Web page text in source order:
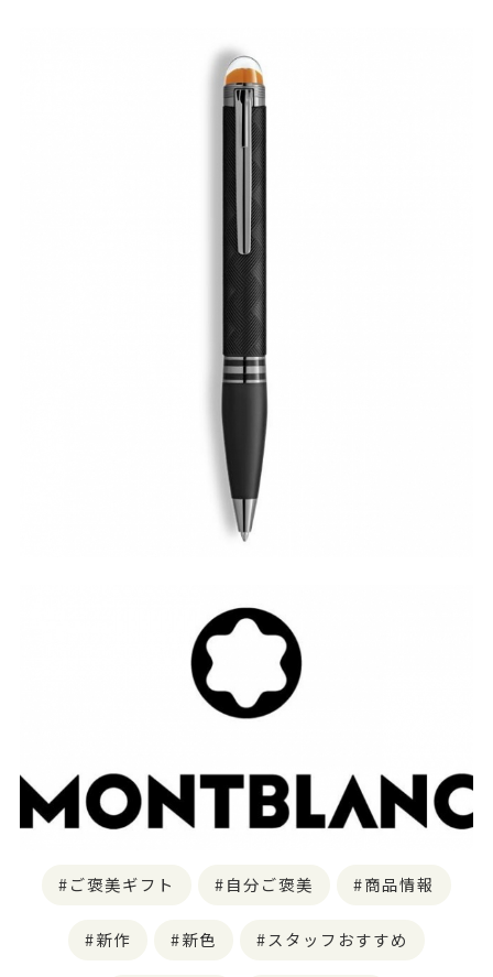
ご褒美ギフト 自分ご褒美 商品情報
新作 新色 スタッフおすすめ